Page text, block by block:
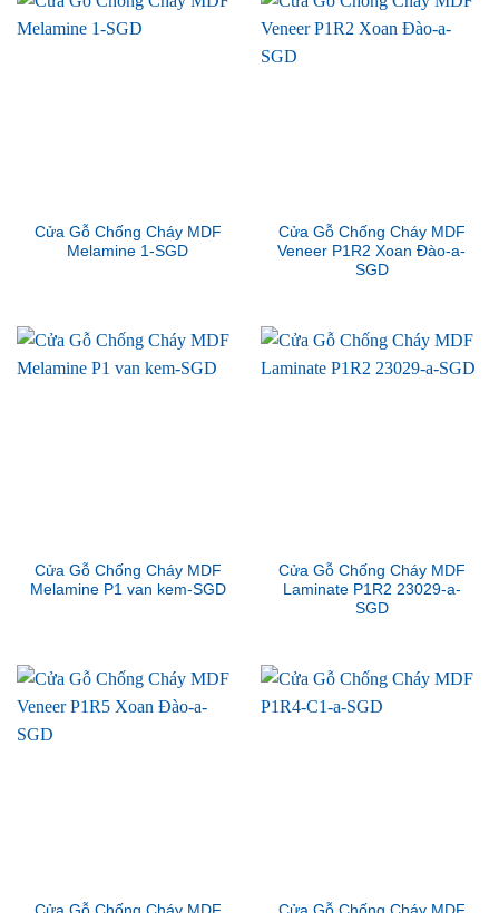
Cửa Gỗ Chống Cháy MDF
Melamine 1-SGD
Cửa Gỗ Chống Cháy MDF
Veneer P1R2 Xoan Đào-a-
SGD
Cửa Gỗ Chống Cháy MDF
Melamine P1 van kem-SGD
Cửa Gỗ Chống Cháy MDF
Laminate P1R2 23029-a-
SGD